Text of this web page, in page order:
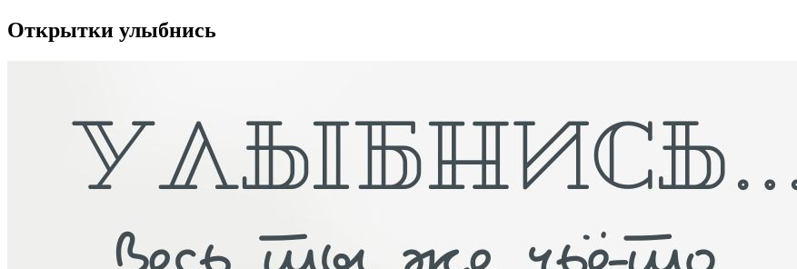
Открытки улыбнись